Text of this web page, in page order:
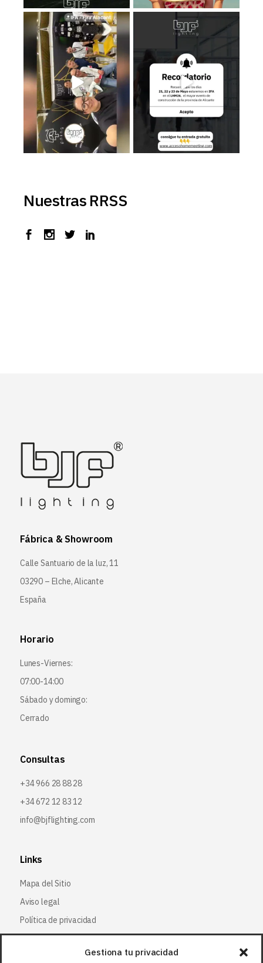
Gestiona tu privacidad
Estamos en el Levante Home
Meeting ¡Te esperamos!...
39 5
Recuerda que los días 𝟮𝟭, 𝟮𝟮 𝘆
3 0
Nuestras RRSS
Fábrica & Showroom
Calle Santuario de la luz, 11
03290 – Elche, Alicante
España
Horario
Lunes-Viernes:
07:00-14:00
Sábado y domingo:
Cerrado
Consultas
+34 966 28 88 28
+34 672 12 83 12
info@bjflighting.com
Links
Mapa del Sitio
Aviso legal
Política de privacidad
Política de cookies